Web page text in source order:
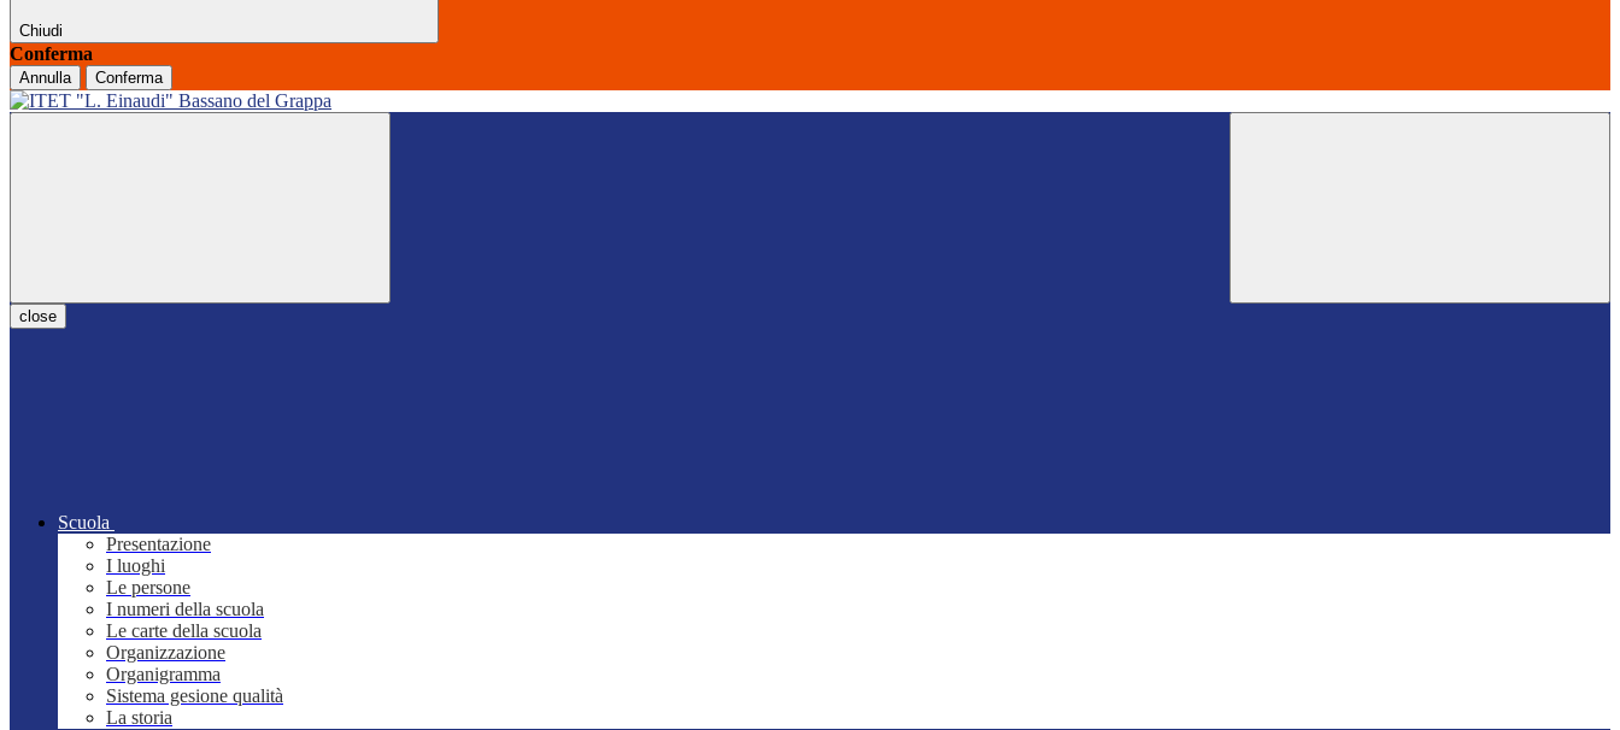
Chiudi
Conferma
Annulla Conferma
close
Scuola
Presentazione
I luoghi
Le persone
I numeri della scuola
Le carte della scuola
Organizzazione
Organigramma
Sistema gesione qualità
La storia